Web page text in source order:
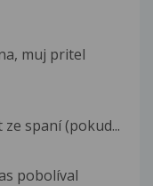
muj pritel
spaní (pokud...
pobolíval